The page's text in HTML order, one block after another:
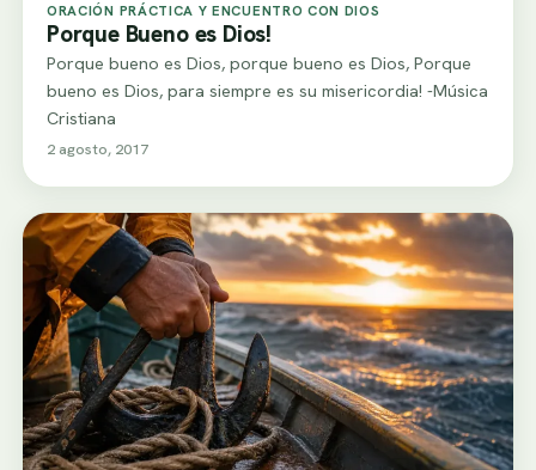
ORACIÓN PRÁCTICA Y ENCUENTRO CON DIOS
Porque Bueno es Dios!
Porque bueno es Dios, porque bueno es Dios, Porque
bueno es Dios, para siempre es su misericordia! -Música
Cristiana
2 agosto, 2017